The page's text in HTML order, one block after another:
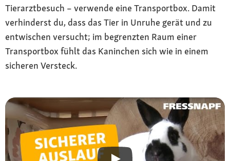
Tierarztbesuch – verwende eine Transportbox. Damit
verhinderst du, dass das Tier in Unruhe gerät und zu
entwischen versucht; im begrenzten Raum einer
Transportbox fühlt das Kaninchen sich wie in einem
sicheren Versteck.